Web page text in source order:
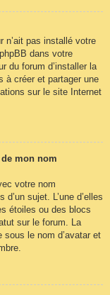
n’ait pas installé votre
dans votre
du forum d’installer la
à créer et partager une
sur le site Internet
mon nom
votre nom
sujet. L’une d’elles
étoiles ou des blocs
sur le forum. La
le nom d’avatar et